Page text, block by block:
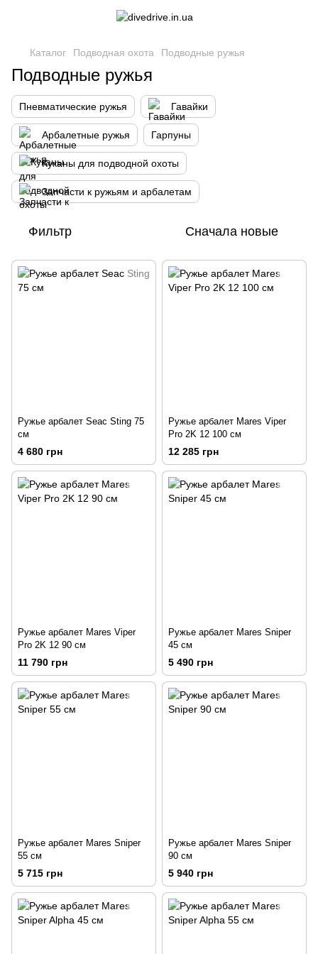
Каталог Подводная охота Подводные ружья
Подводные ружья
Пневматические ружья Гавайки
Арбалетные ружья Гарпуны
Куканы для подводной охоты
Запчасти к ружьям и арбалетам
Фильтр Сначала новые
Ружье арбалет Seac Sting 75
см
4 680 грн
Ружье арбалет Mares Viper
Pro 2K 12 100 см
12 285 грн
Ружье арбалет Mares Viper
Pro 2K 12 90 см
11 790 грн
Ружье арбалет Mares Sniper
45 см
5 490 грн
Ружье арбалет Mares Sniper
55 см
5 715 грн
Ружье арбалет Mares Sniper
90 см
5 940 грн